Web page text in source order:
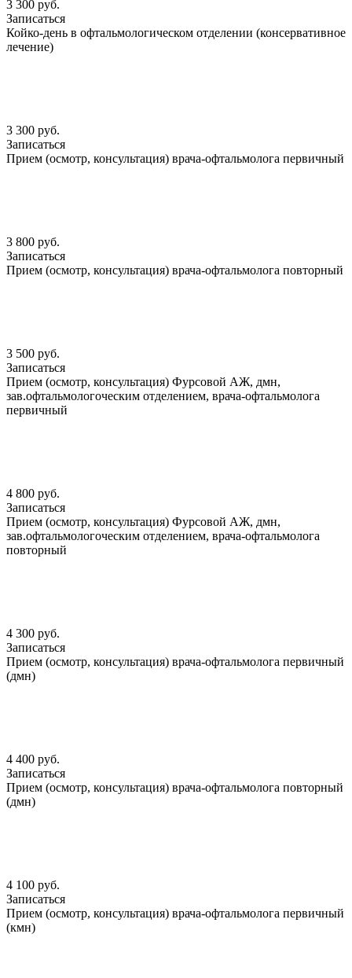
3 300 руб.
Записаться
Койко-день в офтальмологическом отделении (консервативное
лечение)
3 300 руб.
Записаться
Прием (осмотр, консультация) врача-офтальмолога первичный
3 800 руб.
Записаться
Прием (осмотр, консультация) врача-офтальмолога повторный
3 500 руб.
Записаться
Прием (осмотр, консультация) Фурсовой АЖ, дмн,
зав.офтальмологоческим отделением, врача-офтальмолога
первичный
4 800 руб.
Записаться
Прием (осмотр, консультация) Фурсовой АЖ, дмн,
зав.офтальмологоческим отделением, врача-офтальмолога
повторный
4 300 руб.
Записаться
Прием (осмотр, консультация) врача-офтальмолога первичный
(дмн)
4 400 руб.
Записаться
Прием (осмотр, консультация) врача-офтальмолога повторный
(дмн)
4 100 руб.
Записаться
Прием (осмотр, консультация) врача-офтальмолога первичный
(кмн)